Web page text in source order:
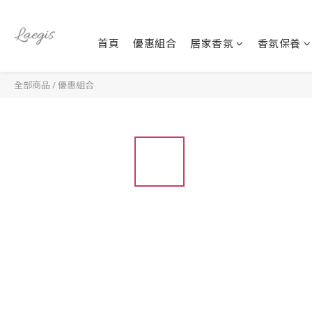
首頁 優惠組合 居家香氛 香氛保養
全部商品 /優惠組合